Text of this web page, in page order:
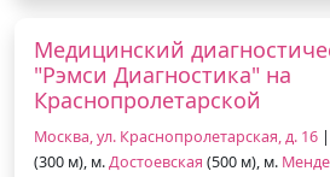
Медицинский
"Рэмси Диагностика" на
Краснопролетарской
Москва, ул. Краснопролетарская, д. 16
(300 м), м.Достоевская (500 м), м.